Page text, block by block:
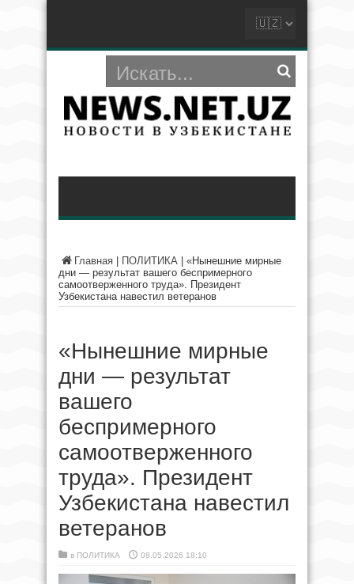
Главная ПОЛИТИКА
«Нынешние мирные
дни — результат вашего беспримерного
самоотверженного труда». Президент
Узбекистана навестил ветеранов
«Нынешние мирные
дни — результат
вашего
беспримерного
самоотверженного
труда». Президент
Узбекистана навестил
ветеранов
в ПОЛИТИКА 08.05.2026 18:10